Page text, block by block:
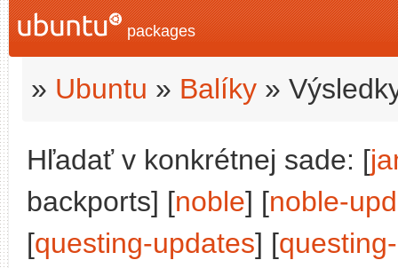
packages
» Ubuntu » Balíky »
Hľadať v konkrétnej sade: [
backports] [noble] [noble-
[questing-updates] [